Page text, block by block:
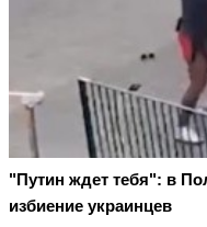
"Путин ждет тебя": в
избиение украинцев